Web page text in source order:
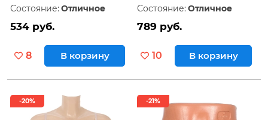
Состояние: Отличное
534 руб.
8 В корзину
Состояние: Отличное
789 руб.
10 В корзину
-20% -21%